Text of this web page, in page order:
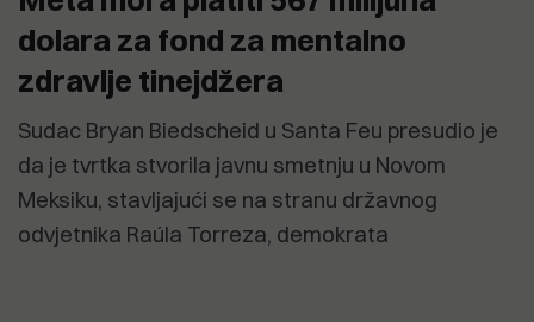
dolara za fond za mentalno
zdravlje tinejdžera
Sudac Bryan Biedscheid u Santa Feu presudio je
da je tvrtka stvorila javnu smetnju u Novom
Meksiku, stavljajući se na stranu državnog
odvjetnika Raúla Torreza, demokrata